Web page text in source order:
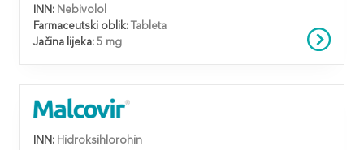
INN: Nebivolol
Farmaceutski oblik:
Tableta
Jačina lijeka: 5 mg
INN: Hidroksihlorohin